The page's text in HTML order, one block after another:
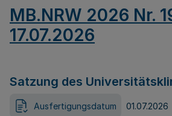
MB.NRW 2026 Nr.
17.07.2026
Satzung des
Ausfertigungsdatum 01.07.2026